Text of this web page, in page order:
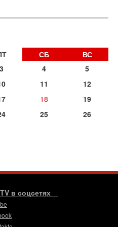
СБ
ВС
3 4
5
11
12
18
19
25
26
в соцсетях